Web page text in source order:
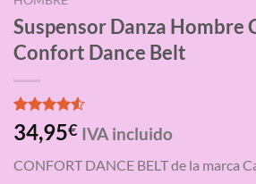
Suspensor Danza Hombre
Confort Dance Belt
Valorado
con4.50
base a
4
34,95€ IVA incluido
CONFORT DANCE BELT de la marca